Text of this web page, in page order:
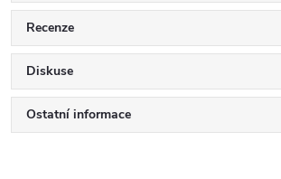
Recenze
Diskuse
Ostatní informace